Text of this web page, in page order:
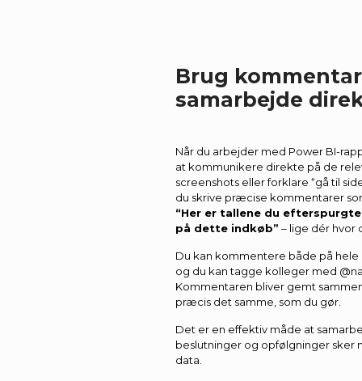
Brug
samarbejde
Når du arbejder med Power BI-
at kommunikere direkte på de
screenshots eller forklare “gå til
du skrive præcise kommentarer
“Her er tallene du
på dette indkøb” – lige dér hvor
Du kan kommentere både på
og du kan tagge kolleger med
Kommentaren bliver gemt
præcis det samme, som du gør.
Det er en effektiv måde at
beslutninger og opfølgninger sker
data.